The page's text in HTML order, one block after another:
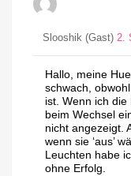
Slooshik (Gast) 2.
Hallo, meine
schwach,
ist. Wenn ich die
beim Wechsel
nicht angezeigt.
wenn sie ‘aus’
Leuchten habe
ohne Erfolg.